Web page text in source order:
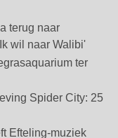
terug naar
wil naar Walibi'
ter
Spider City: 25
Efteling-muziek